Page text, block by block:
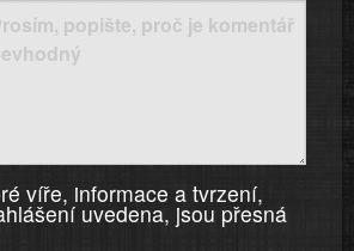
víře, informace a tvrzení,
uvedena, jsou přesná